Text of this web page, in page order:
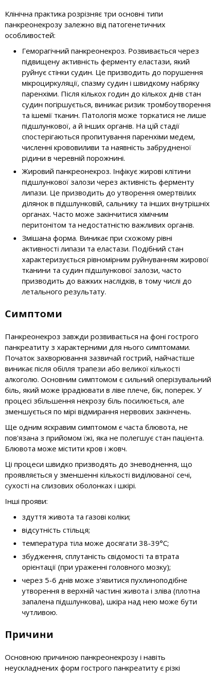
Клінічна практика розрізняє три основні типи
панкреонекрозу залежно від патогенетичних
особливостей:
Геморагічний панкреонекроз. Розвивається через
підвищену активність ферменту еластази, який
руйнує стінки судин. Це призводить до порушення
мікроциркуляції, спазму судин і швидкому набряку
паренхіми. Після кількох годин до кількох днів стан
судин погіршується, виникає ризик тромбоутворення
та ішемії тканин. Патологія може торкатися не лише
підшлункової, а й інших органів. На цій стадії
спостерігаються пропитування паренхіми медем,
численні крововиливи та наявність забрудненої
рідини в черевній порожнині.
Жировий панкреонекроз. Інфікує жирові клітини
підшлункової залози через активність ферменту
липази. Це призводить до утворення омертвілих
ділянок в підшлунковій, сальнику та інших внутрішніх
органах. Часто може закінчитися хімічним
перитонітом та недостатністю важливих органів.
Змішана форма. Виникає при схожому рівні
активності липази та еластази. Подібний стан
характеризується рівномірним руйнуванням жирової
тканини та судин підшлункової залози, часто
призводить до важких наслідків, в тому числі до
летального результату.
Симптоми
Панкреонекроз завжди розвивається на фоні гострого
панкреатиту з характерними для нього симптомами.
Початок захворювання зазвичай гострий, найчастіше
виникає після обілля трапези або великої кількості
алкоголю. Основним симптомом є сильний оперізувальний
біль, який може іррадіювати в ліве плече, бік, поперек. У
процесі збільшення некрозу біль посилюється, але
зменшується по мірі відмирання нервових закінчень.
Ще одним яскравим симптомом є часта блювота, не
пов'язана з прийомом їжі, яка не полегшує стан пацієнта.
Блювота може містити кров і жовч.
Ці процеси швидко призводять до зневоднення, що
проявляється у зменшенні кількості виділюваної сечі,
сухості на слизових оболонках і шкірі.
Інші прояви:
здуття живота та газові коліки;
відсутність стільця;
температура тіла може досягати 38-39°С;
збудження, сплутаність свідомості та втрата
орієнтації (при ураженні головного мозку);
через 5-6 днів може з'явитися пухлиноподібне
утворення в верхній частині живота і зліва (плотна
запалена підшлункова), шкіра над нею може бути
чутливою.
Причини
Основною причиною панкреонекрозу і навіть
неускладнених форм гострого панкреатиту є різкі